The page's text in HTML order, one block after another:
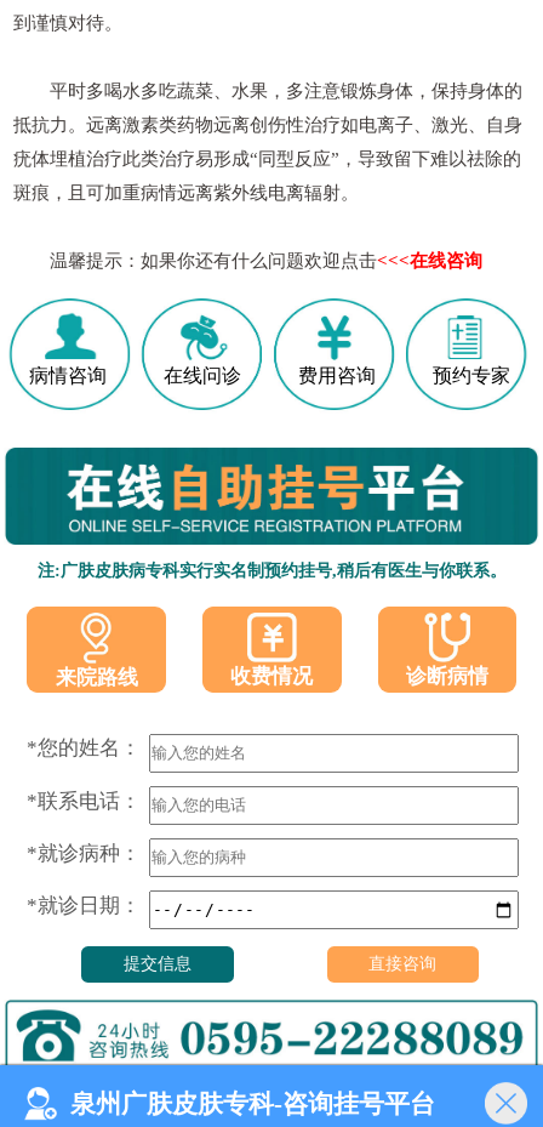
到谨慎对待。
平时多喝水多吃蔬菜、水果，多注意锻炼身体，保持身体的
抵抗力。远离激素类药物远离创伤性治疗如电离子、激光、自身
疣体埋植治疗此类治疗易形成“同型反应”，导致留下难以祛除的
斑痕，且可加重病情远离紫外线电离辐射。
温馨提示：如果你还有什么问题欢迎点击<<<在线咨询
病情咨询 在线问诊 费用咨询 预约专家
注:广肤皮肤病专科实行实名制预约挂号,稍后有医生与你联系。
来院路线 收费情况 诊断病情
*您的姓名：
*联系电话：
*就诊病种：
*就诊日期：
泉州广肤皮肤专科-咨询挂号平台